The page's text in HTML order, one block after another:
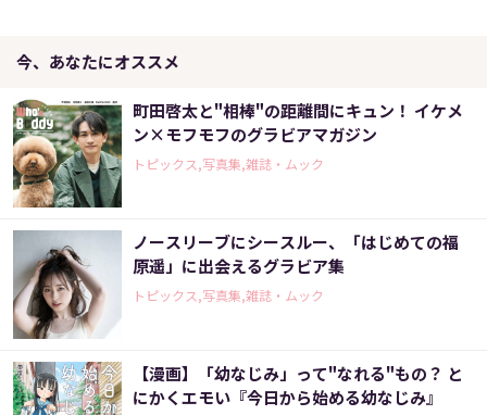
今、あなたにオススメ
町田啓太と"相棒"の距離間にキュン！ イケメ
ン×モフモフのグラビアマガジン
トピックス,写真集,雑誌・ムック
ノースリーブにシースルー、「はじめての福
原遥」に出会えるグラビア集
トピックス,写真集,雑誌・ムック
【漫画】「幼なじみ」って"なれる"もの？ と
にかくエモい『今日から始める幼なじみ』